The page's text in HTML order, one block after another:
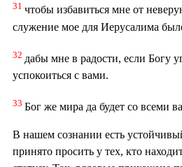
31 чтобы избавиться мне от
служение мое для Иерусалима
32 дабы мне в радости, если Богу
успокоиться с вами.
33 Бог же мира да будет со всеми
В нашем сознании есть
принято просить у тех, кто